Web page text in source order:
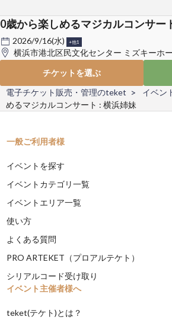
0歳から楽しめるマジカルコンサー
2026/9/16(水) +他1
横浜市港北区民文化センター ミズキーホ
チケットを選ぶ
電子チケット販売・管理のteket イベン
めるマジカルコンサート : 横浜姉妹
一般ご利用者様
イベントを探す
イベントカテゴリ一覧
イベントエリア一覧
使い方
よくある質問
PRO ARTEKET（プロアルテケト）
シリアルコード受け取り
イベント主催者様へ
teket(テケト)とは？